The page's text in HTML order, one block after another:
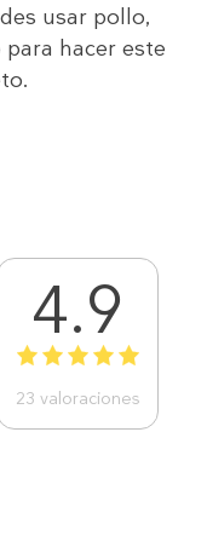
usar pollo,
hacer este
4.9
1 2 3 4 5
23 valoraciones